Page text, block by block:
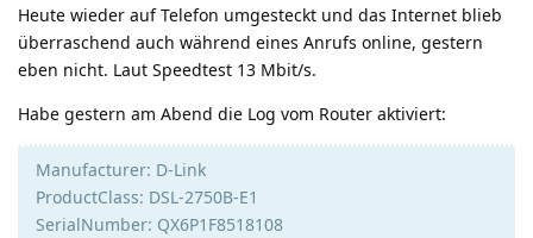
Heute wieder auf Telefon umgesteckt und das Internet blieb
überraschend auch während eines Anrufs online, gestern
eben nicht. Laut Speedtest 13 Mbit/s.
Habe gestern am Abend die Log vom Router aktiviert:
Manufacturer: D-Link
ProductClass: DSL-2750B-E1
SerialNumber: QX6P1F8518108